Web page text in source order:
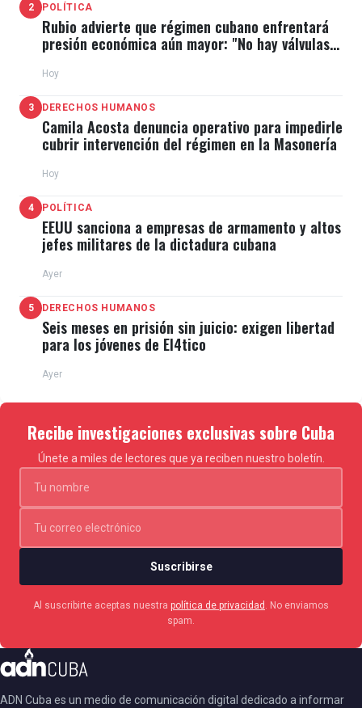
2 POLÍTICA
Rubio advierte que régimen cubano enfrentará
presión económica aún mayor: "No hay válvulas
Hoy
3 DERECHOS HUMANOS
Camila Acosta denuncia operativo para impedirle
cubrir intervención del régimen en la Masonería
Hoy
4 POLÍTICA
EEUU sanciona a empresas de armamento y altos
jefes militares de la dictadura cubana
Ayer
5 DERECHOS HUMANOS
Seis meses en prisión sin juicio: exigen libertad
para los jóvenes de El4tico
Ayer
Recibe investigaciones exclusivas sobre Cuba
Únete a miles de lectores que ya reciben nuestro boletín.
Suscribirse
Al suscribirte aceptas nuestra política de privacidad . No enviamos
spam.
ADN Cuba es un medio de comunicación digital dedicado a informar